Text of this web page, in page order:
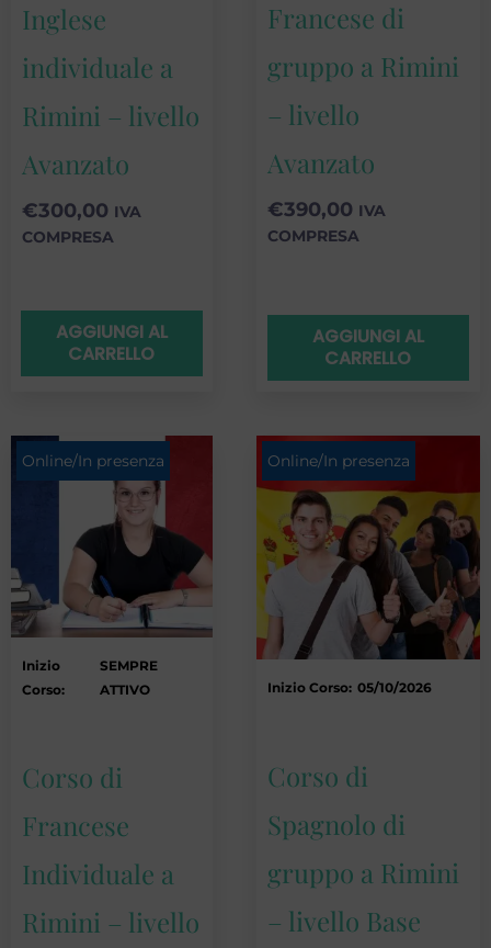
Inglese
individuale a
Rimini – livello
Avanzato
€300,00 IVA
COMPRESA
AGGIUNGI AL
CARRELLO
Francese di
gruppo a Rimini
– livello
Avanzato
€390,00 IVA
COMPRESA
AGGIUNGI AL
CARRELLO
Inizio
Corso:
SEMPRE
ATTIVO
Online/In presenza
Corso di
Francese
Individuale a
Rimini – livello
Inizio Corso: 05/10/2026
Online/In presenza
Corso di
Spagnolo di
gruppo a Rimini
– livello Base